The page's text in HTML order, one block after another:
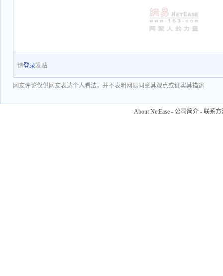
请登录发贴
网友评论仅供网友表达个人看法，并不表明网易同意其观点或证实其描述
About NetEase - 公司简介 - 联系方